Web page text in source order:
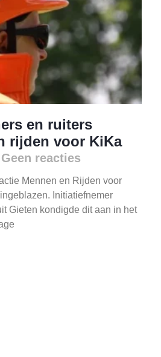
en ruiters
rijden voor KiKa
Geen reacties
Mennen en Rijden voor
Initiatiefnemer
Gieten kondigde dit aan in het